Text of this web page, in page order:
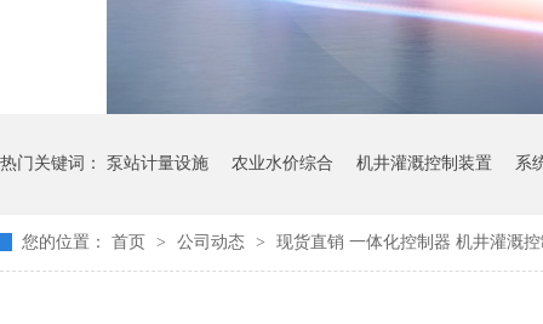
热门关键词： 泵站计量设施 农业水价综合 机井灌溉控制装置 系
您的位置： 首页 > 公司动态 > 现货直销 一体化控制器 机井灌溉